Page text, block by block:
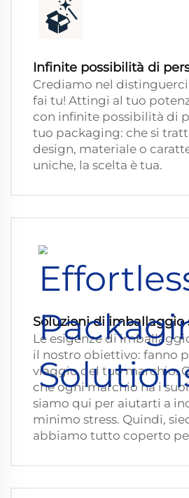
Infinite possibilità di
Crediamo nel
fai tu! Attingi al tuo
con infinite possibilità di
tuo packaging: che si
design, materiale o
uniche, la scelta è tua.
Soluzioni di imballaggio
Le esigenze di
il nostro obiettivo: fanno
viaggio del tuo marchio.
che ogni marchio ha i
siamo qui per aiutarti a
minimo stress. Quindi,
abbiamo tutto coperto